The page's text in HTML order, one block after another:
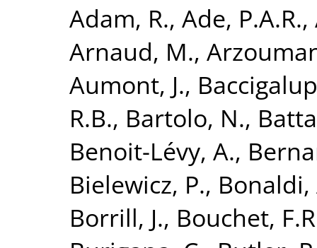
Adam, R., Ade, P.A.R.,
Arnaud, M.,
Aumont, J.,
R.B., Bartolo, N.,
Benoit-Lévy, A.,
Bielewicz, P., Bonaldi,
Borrill, J., Bouchet,